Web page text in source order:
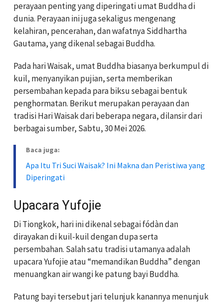
perayaan penting yang diperingati umat Buddha di
dunia. Perayaan ini juga sekaligus mengenang
kelahiran, pencerahan, dan wafatnya Siddhartha
Gautama, yang dikenal sebagai Buddha.
Pada hari Waisak, umat Buddha biasanya berkumpul di
kuil, menyanyikan pujian, serta memberikan
persembahan kepada para biksu sebagai bentuk
penghormatan. Berikut merupakan perayaan dan
tradisi Hari Waisak dari beberapa negara, dilansir dari
berbagai sumber, Sabtu, 30 Mei 2026.
Baca juga:
Apa Itu Tri Suci Waisak? Ini Makna dan Peristiwa yang
Diperingati
Upacara Yufojie
Di Tiongkok, hari ini dikenal sebagai fódàn dan
dirayakan di kuil-kuil dengan dupa serta
persembahan. Salah satu tradisi utamanya adalah
upacara Yufojie atau “memandikan Buddha” dengan
menuangkan air wangi ke patung bayi Buddha.
Patung bayi tersebut jari telunjuk kanannya menunjuk